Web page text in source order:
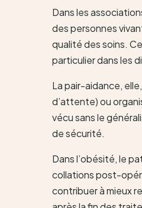
Dans les
des personnes
qualité des soins.
particulier dans les
La pair-aidance,
d’attente) ou
vécu sans le
de sécurité.
Dans l’obésité, le
collations post-
contribuer à mieux